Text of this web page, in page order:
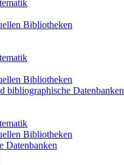
Bibliotheken
Bibliotheken
bibliographische Datenbanken
Bibliotheken
Datenbanken